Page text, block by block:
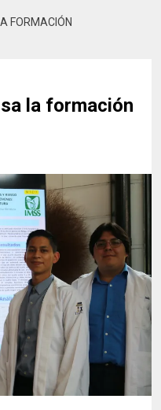
FORMACIÓN
la formación